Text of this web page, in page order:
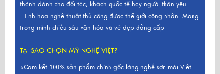
thành dành cho đối tác, khách quốc tế hay người thân yêu.
- Tinh hoa nghệ thuật thủ công được thế giới công nhận. Mang
trong mình chiều sâu văn hóa và vẻ đẹp đẳng cấp.
TẠI SAO CHỌN MỸ NGHỆ VIỆT?
⭐Cam kết 100% sản phẩm chính gốc làng nghề sơn mài Việt